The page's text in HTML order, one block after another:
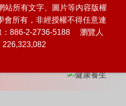
站所有文字、圖片等內容版權
會所有，非經授權不得任意連
886-2-2736-5188 瀏覽人
226,323,082